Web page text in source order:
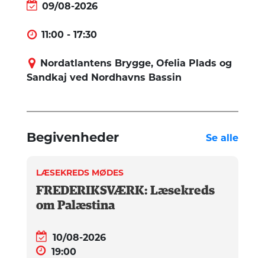
09/08-2026
11:00 - 17:30
Nordatlantens Brygge, Ofelia Plads og
Sandkaj ved Nordhavns Bassin
Begivenheder Se alle
LÆSEKREDS MØDES
FREDERIKSVÆRK: Læsekreds
om Palæstina
10/08-2026
19:00